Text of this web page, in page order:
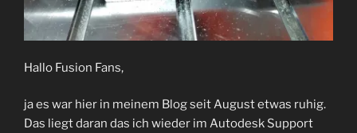
Hallo Fusion Fans,
ja es war hier in meinem Blog seit August etwas ruhig.
Das liegt daran das ich wieder im Autodesk Support